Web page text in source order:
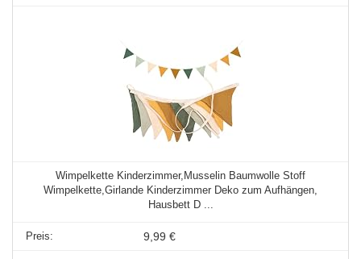
Wimpelkette Kinderzimmer,Musselin Baumwolle Stoff
Wimpelkette,Girlande Kinderzimmer Deko zum Aufhängen,
Hausbett D ...
9,99 €